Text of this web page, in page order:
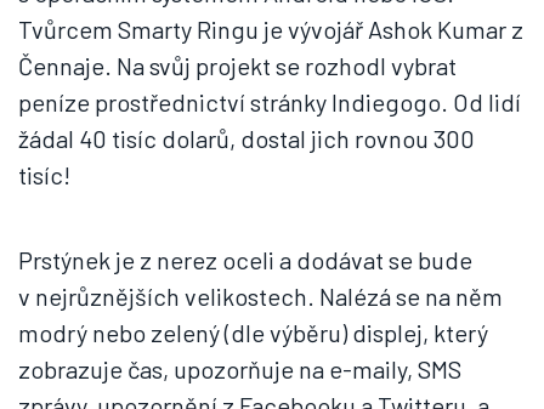
Tvůrcem Smarty Ringu je vývojář Ashok Kumar z
Čennaje. Na svůj projekt se rozhodl vybrat
peníze prostřednictví stránky Indiegogo. Od lidí
žádal 40 tisíc dolarů, dostal jich rovnou 300
tisíc!
Prstýnek je z nerez oceli a dodávat se bude
v nejrůznějších velikostech. Nalézá se na něm
modrý nebo zelený (dle výběru) displej, který
zobrazuje čas, upozorňuje na e-maily, SMS